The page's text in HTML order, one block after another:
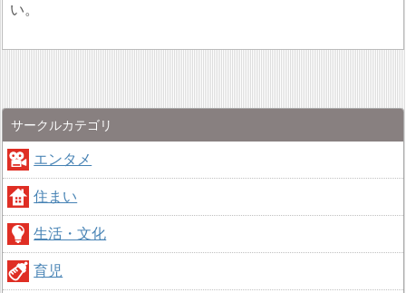
い。
サークルカテゴリ
エンタメ
住まい
生活・文化
育児